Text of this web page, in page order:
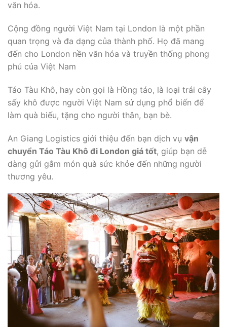
văn hóa.
Cộng đồng người Việt Nam tại London là một phần
quan trọng và đa dạng của thành phố. Họ đã mang
đến cho London nền văn hóa và truyền thống phong
phú của Việt Nam
Táo Tàu Khô, hay còn gọi là Hồng táo, là loại trái cây
sấy khô được người Việt Nam sử dụng phổ biến để
làm quà biếu, tặng cho người thân, bạn bè.
An Giang Logistics giới thiệu đến bạn dịch vụ vận
chuyển Táo Tàu Khô đi London giá tốt, giúp bạn dễ
dàng gửi gắm món quà sức khỏe đến những người
thương yêu.